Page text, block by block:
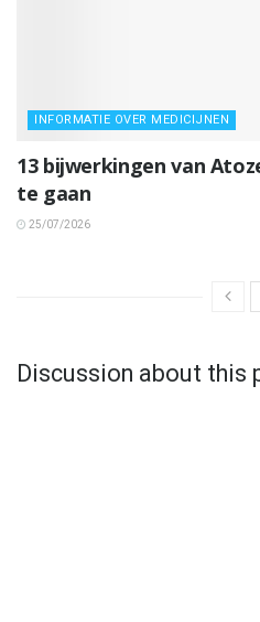
INFORMATIE OVER MEDICIJNEN
13 bijwerkingen van
te gaan
25/07/2026
Discussion about this